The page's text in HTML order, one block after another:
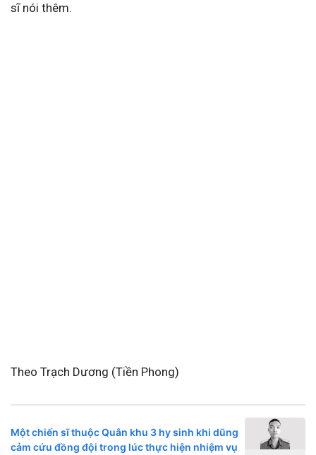
sĩ nói thêm.
Theo Trạch Dương (Tiền Phong)
Một chiến sĩ thuộc Quân khu 3 hy sinh khi dũng
cảm cứu đồng đội trong lúc thực hiện nhiệm vụ